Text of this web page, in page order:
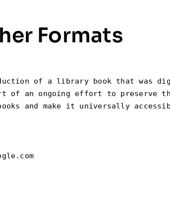
Formats
of a library book that was
of an ongoing effort to preserve
and make it universally